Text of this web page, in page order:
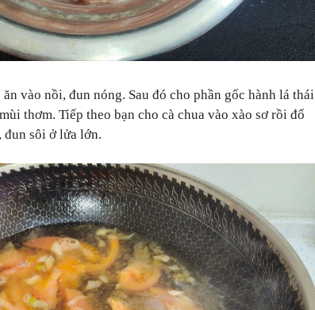
vào nồi, đun nóng. Sau đó cho phần gốc hành lá thái
thơm. Tiếp theo bạn cho cà chua vào xào sơ rồi đổ
sôi ở lửa lớn.